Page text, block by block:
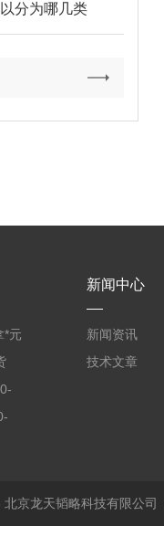
分为哪几类
*元
空
新闻中心
新闻资讯
技术文章
京龙天韬略科技有限公司